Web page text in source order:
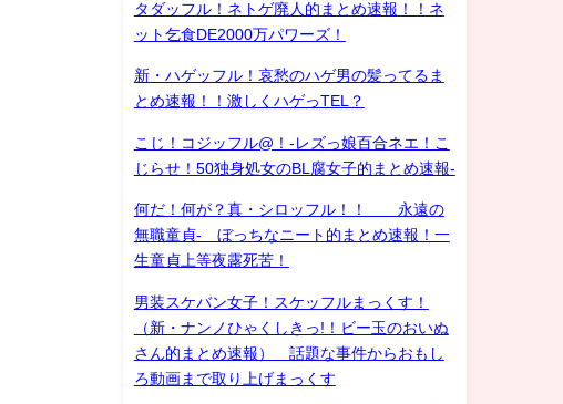
タダッフル！ネトゲ廃人的まとめ速報！！ネ
ット乞食DE2000万パワーズ！
新・ハゲッフル！哀愁のハゲ男の髪ってるま
とめ速報！！激しくハゲっTEL？
こじ！コジッフル@！-レズっ娘百合ネエ！こ
じらせ！50独身処女のBL腐女子的まとめ速報-
何だ！何が？真・シロッフル！！ 永遠の
無職童貞- ぼっちなニート的まとめ速報！一
生童貞上等夜露死苦！
男装スケバン女子！スケッフルまっくす！
（新・ナンノひゃくしきっ!！ビー玉のおいぬ
さん的まとめ速報） 話題な事件からおもし
ろ動画まで取り上げまっくす